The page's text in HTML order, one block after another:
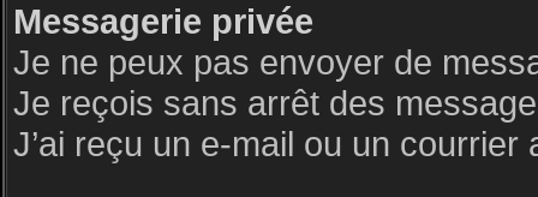
Messagerie privée
Je ne peux pas envoyer de
Je reçois sans arrêt des
J’ai reçu un e-mail ou un courrier